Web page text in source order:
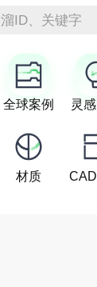
ID、关键字
全球案例 灵
材质